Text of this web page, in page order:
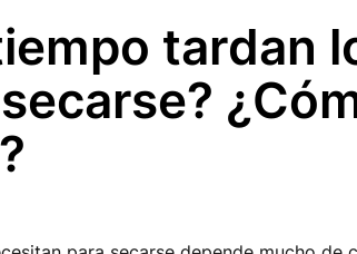
tardan